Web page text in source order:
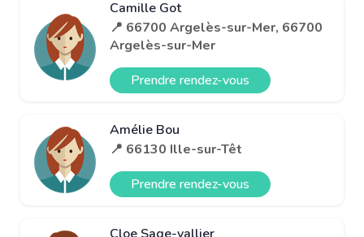
Camille Got
📍 66700 Argelès-sur-Mer, 66700
Argelès-sur-Mer
Prendre rendez-vous
Amélie Bou
📍 66130 Ille-sur-Têt
Prendre rendez-vous